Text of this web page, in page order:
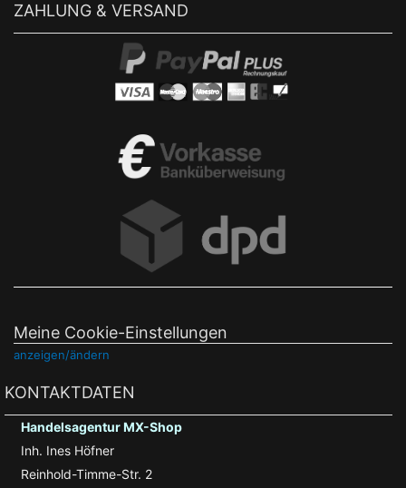
ZAHLUNG & VERSAND
Meine Cookie-Einstellungen
anzeigen/ändern
KONTAKTDATEN
Handelsagentur MX-Shop
Inh. Ines Höfner
Reinhold-Timme-Str. 2